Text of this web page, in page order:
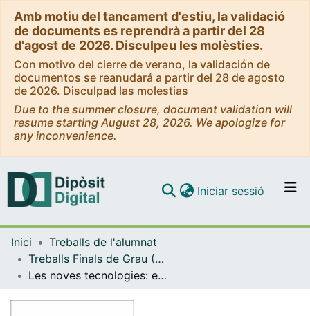
Amb motiu del tancament d'estiu, la validació
de documents es reprendrà a partir del 28
d'agost de 2026. Disculpeu les molèsties.
Con motivo del cierre de verano, la validación de
documentos se reanudará a partir del 28 de agosto
de 2026. Disculpad las molestias
Due to the summer closure, document validation will
resume starting August 28, 2026. We apologize for
any inconvenience.
Navega per tot el DD
Iniciar sessió (current)
Inici
Treballs de l'alumnat
Treballs Finals de Grau (TFG) - Mestre d'Educació Primària
Les noves tecnologies: el futur de l’educació